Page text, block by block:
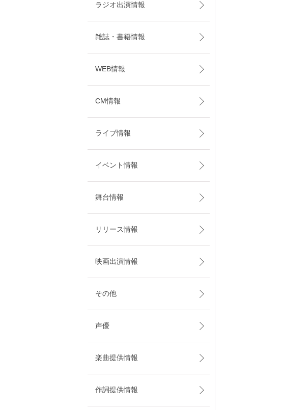
ラジオ出演情報
雑誌・書籍情報
WEB情報
CM情報
ライブ情報
イベント情報
舞台情報
リリース情報
映画出演情報
その他
声優
楽曲提供情報
作詞提供情報